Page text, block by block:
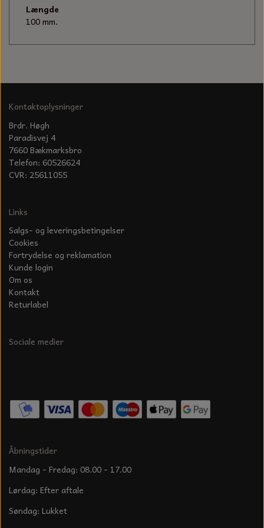
Længde
100 mm.
Kontaktoplysninger
Brdr. Høgh
Paradisvej 4
7660 Bækmarksbro
Telefon: 60526624
CVR: 25611055
Links
Salgs- og leveringsbetingelser
Cookies
Fortrydelse og reklamation
Kunde login
Om os
Kontakt
Returlabel
Sociale medier
Åbningstider
Mandag - Fredag: 08.00 - 17.00
Lørdag: Efter aftale
Søndag: Lukket